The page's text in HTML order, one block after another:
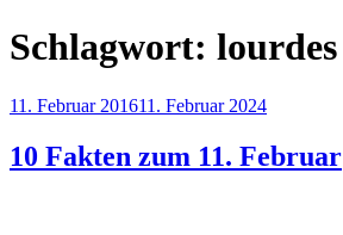
Schlagwort: lourdes
Veröffentlicht
11. Februar 201611. Februar 2024
10 Fakten zum 11. Februar